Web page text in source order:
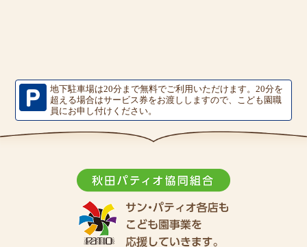
地下駐車場は20分まで無料でご利用いただけます。20分を
超える場合はサービス券をお渡ししますので、こども園職
員にお申し付けください。